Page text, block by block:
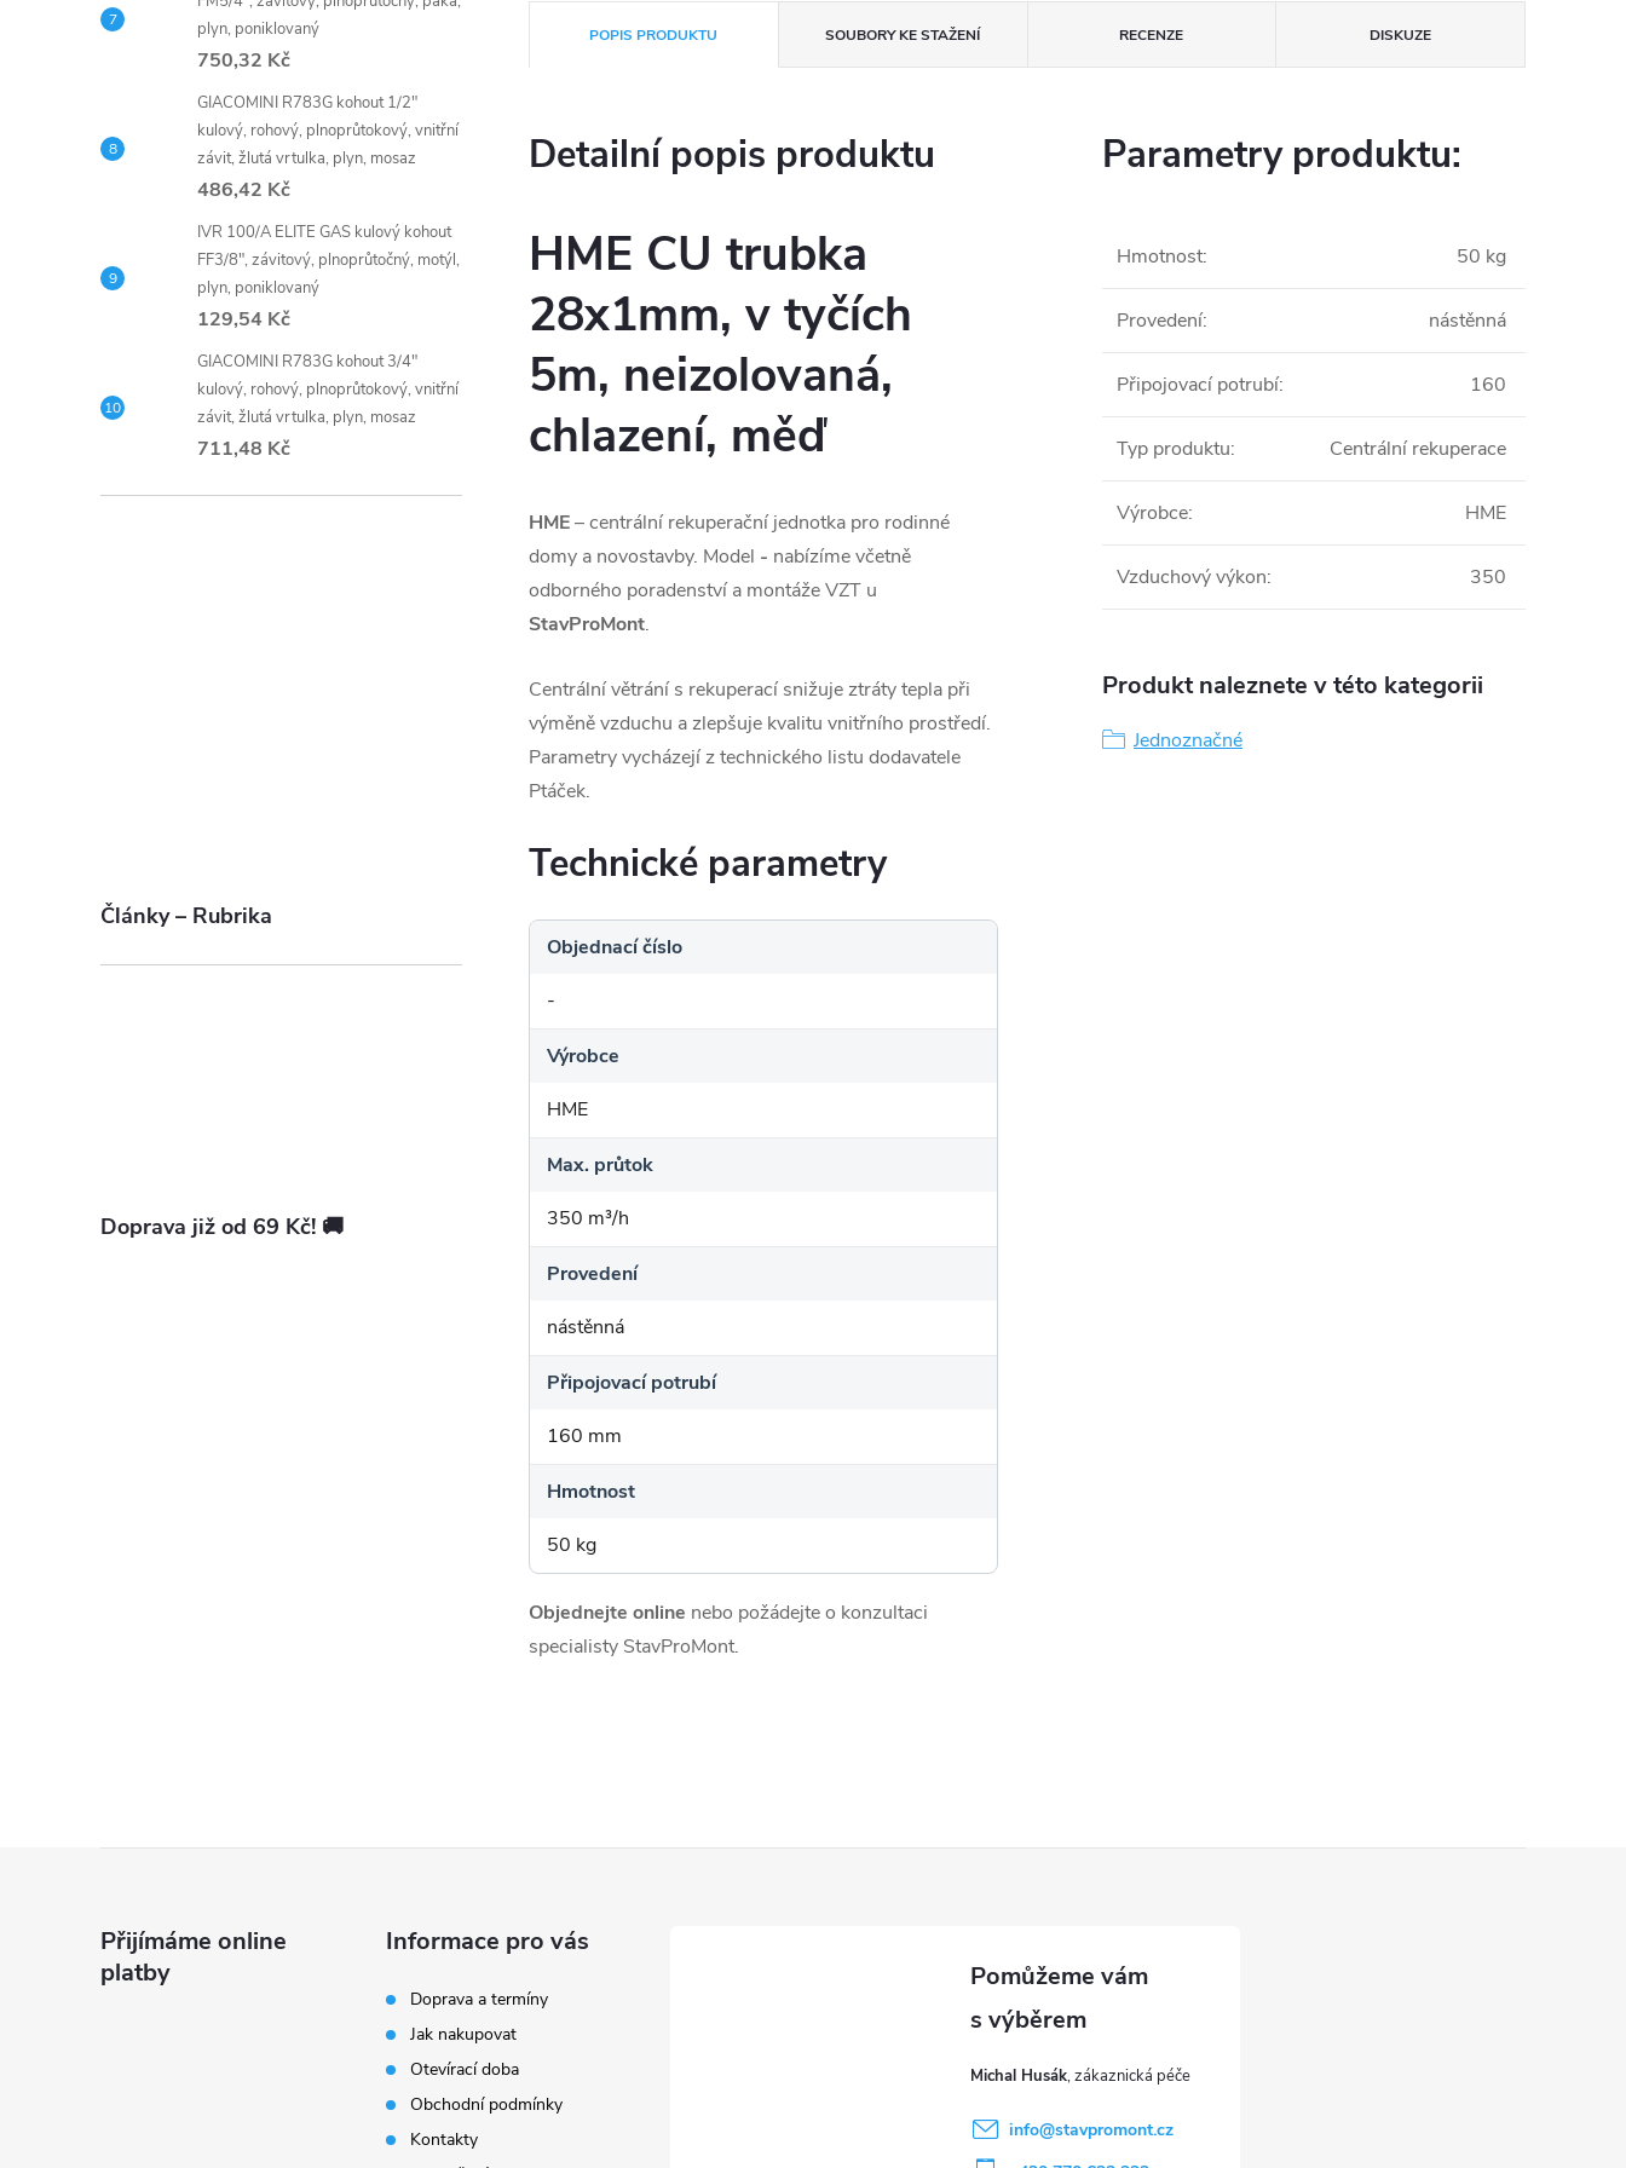
plyn, poniklovaný
750,32 Kč
GIACOMINI R783G kohout 1/2"
kulový, rohový, plnoprůtokový, vnitřní
závit, žlutá vrtulka, plyn, mosaz
486,42 Kč
IVR 100/A ELITE GAS kulový kohout
FF3/8", závitový, plnoprůtočný, motýl,
plyn, poniklovaný
129,54 Kč
GIACOMINI R783G kohout 3/4"
kulový, rohový, plnoprůtokový, vnitřní
závit, žlutá vrtulka, plyn, mosaz
711,48 Kč
Články – Rubrika
Doprava již od 69 Kč! 🚚
POPIS PRODUKTU SOUBORY KE STAŽENÍ RECENZE DISKUZE
Detailní popis produktu
HME CU trubka
28x1mm, v tyčích
5m, neizolovaná,
chlazení, měď
HME– centrální rekuperační jednotka pro rodinné
domy a novostavby. Model - nabízíme včetně
odborného poradenství a montáže VZT u
StavProMont.
Centrální větrání s rekuperací snižuje ztráty tepla při
výměně vzduchu a zlepšuje kvalitu vnitřního prostředí.
Parametry vycházejí z technického listu dodavatele
Ptáček.
Technické parametry
Objednací číslo
-
Výrobce
HME
Max. průtok
350 m³/h
Provedení
nástěnná
Připojovací potrubí
160 mm
Hmotnost
50 kg
Objednejte online nebo požádejte o konzultaci
specialisty StavProMont.
Parametry produktu:
Hmotnost: 50 kg
Provedení: nástěnná
Připojovací potrubí: 160
Typ produktu: Centrální rekuperace
Výrobce: HME
Vzduchový výkon: 350
Produkt naleznete v této kategorii
Jednoznačné
Přijímáme online
platby
Informace pro vás
Doprava a termíny
Jak nakupovat
Otevírací doba
Obchodní podmínky
Kontakty
Michal Husák
info@stavpromont.cz